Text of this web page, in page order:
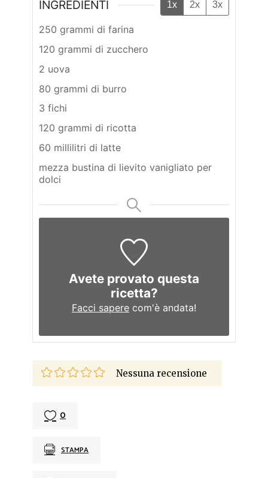
INGREDIENTI 1x 2x 3x
250 grammi di farina
120 grammi di zucchero
2 uova
80 grammi di burro
3 fichi
120 grammi di ricotta
60 millilitri di latte
mezza bustina di lievito vanigliato per
dolci
Avete provato questa
ricetta?
Facci sapere com'è andata!
Nessuna recensione
0
STAMPA